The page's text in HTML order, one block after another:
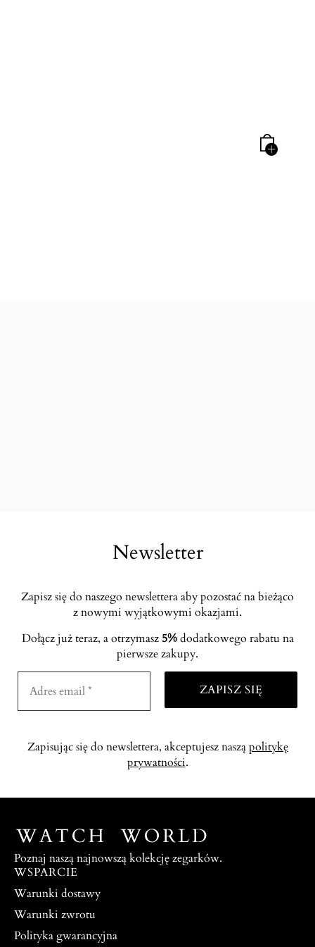
Newsletter
Zapisz się do naszego newslettera aby pozostać na bieżąco
z nowymi wyjątkowymi okazjami.
Dołącz już teraz, a otrzymasz 5%dodatkowego rabatu na
pierwsze zakupy.
Zapisując się do newslettera, akceptujesz nasząpolitykę
prywatności.
Poznaj naszą najnowszą kolekcję zegarków.
WSPARCIE
Warunki dostawy
Warunki zwrotu
Polityka gwarancyjna